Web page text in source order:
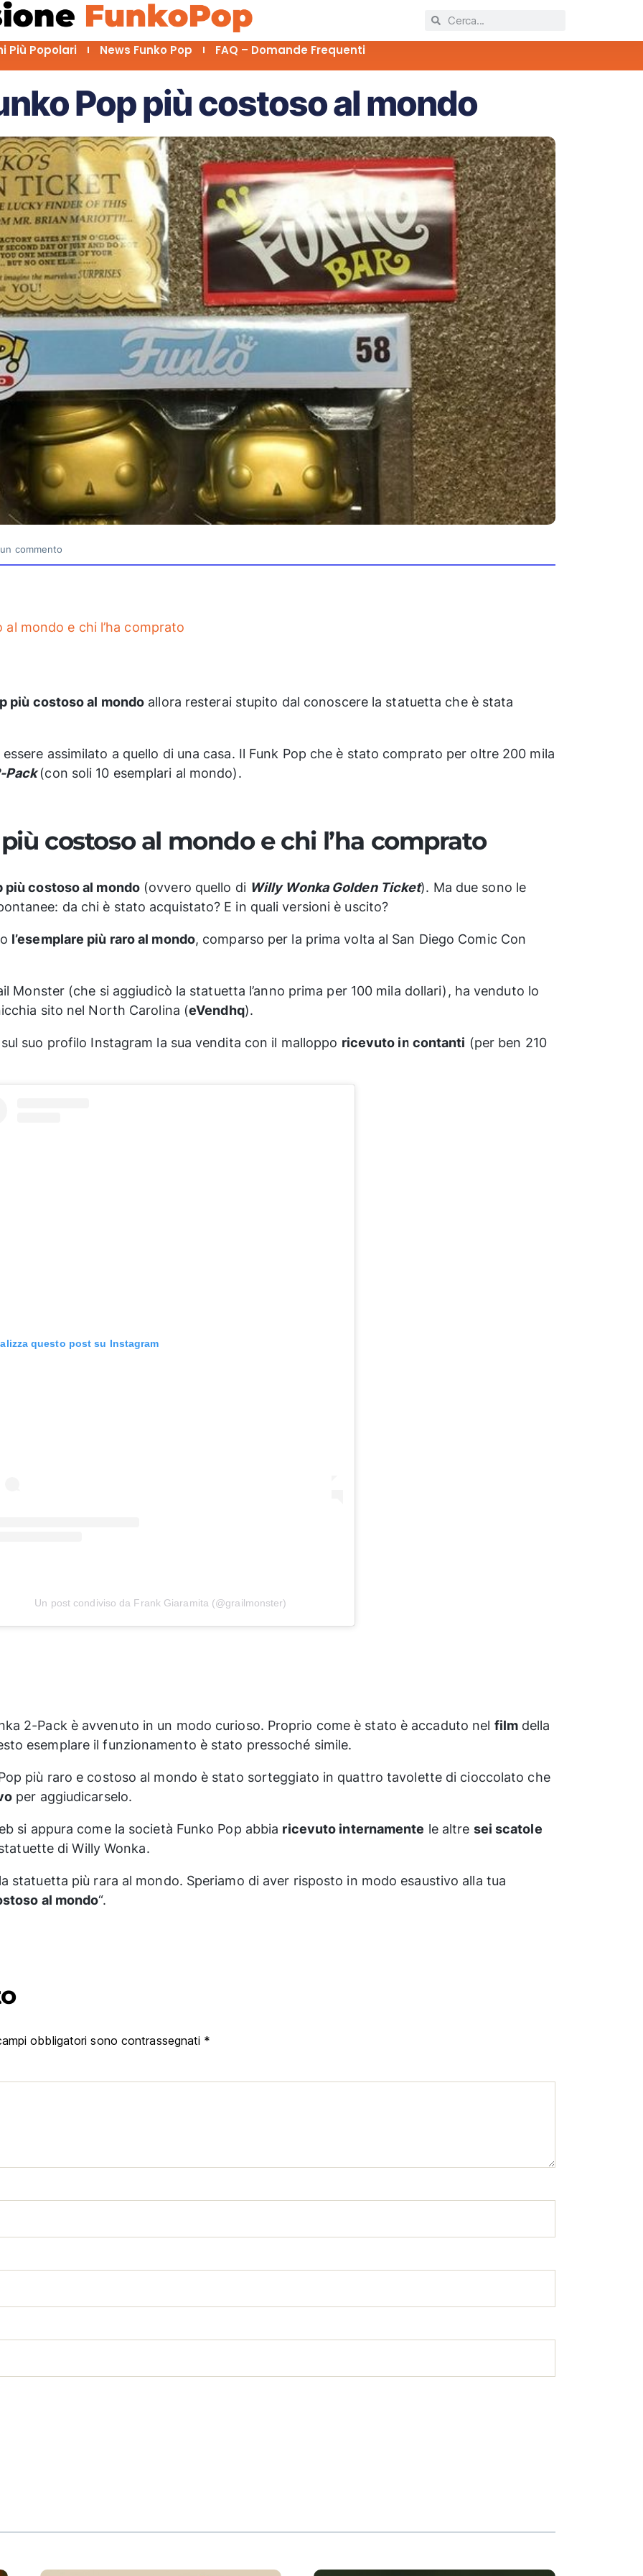
Più Popolari News Funko Pop FAQ – Domande Frequenti
Pop più costoso al mondo
commento
mondo e chi l’ha comprato
più costoso al mondo allora resterai stupito dal conoscere la statuetta che è stata
assimilato a quello di una casa. Il Funk Pop che è stato comprato per oltre 200 mila
Pack (con soli 10 esemplari al mondo).
costoso al mondo e chi l’ha comprato
più costoso al mondo(ovvero quello di Willy Wonka Golden Ticket). Ma due sono le
da chi è stato acquistato? E in quali versioni è uscito?
l’esemplare più raro al mondo, comparso per la prima volta al San Diego Comic Con
Monster (che si aggiudicò la statuetta l’anno prima per 100 mila dollari), ha venduto lo
sito nel North Carolina (eVendhq).
suo profilo Instagram la sua vendita con il malloppo ricevuto in contanti (per ben 210
questo post su Instagram
Un post condiviso da Frank Giaramita (@grailmonster)
2-Pack è avvenuto in un modo curioso. Proprio come è stato è accaduto nel filmdella
esemplare il funzionamento è stato pressoché simile.
più raro e costoso al mondo è stato sorteggiato in quattro tavolette di cioccolato che
per aggiudicarselo.
si appura come la società Funko Pop abbia ricevuto internamente le altre sei scatole
di Willy Wonka.
statuetta più rara al mondo. Speriamo di aver risposto in modo esaustivo alla tua
al mondo“.
obbligatori sono contrassegnati *